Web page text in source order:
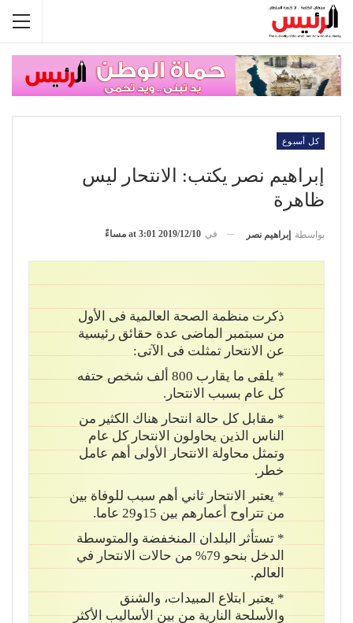
كل أسبوع
إبراهيم نصر يكتب: الانتحار ليس
ظاهرة
بواسطة إبراهيم نصر في 2019/12/10 at 3:01 مساءً
ذكرت منظمة الصحة العالمية فى الأول
من سبتمبر الماضى عدة حقائق رئيسية
عن الانتحار تمثلت فى الآتى:
* يلقى ما يقارب 800 ألف شخص حتفه
كل عام بسبب الانتحار.
* مقابل كل حالة انتحار هناك الكثير من
الناس الذين يحاولون الانتحار كل عام
وتمثل محاولة الانتحار الأولى أهم عامل
خطر.
* يعتبر الانتحار ثاني أهم سبب للوفاة بين
من تتراوح أعمارهم بين 15و29 عاما.
* تستأثر البلدان المنخفضة والمتوسطة
الدخل بنحو 79% من حالات الانتحار في
العالم.
* يعتبر ابتلاع المبيدات، والشنق
والأسلحة النارية من بين الأساليب الأكثر